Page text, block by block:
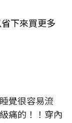
下來買更多
覺很容易流
痛的！！穿內